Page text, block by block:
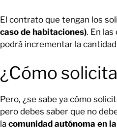
El contrato que tengan los
caso de habitaciones). En
podrá incrementar la
¿Cómo
Pero, ¿se sabe ya cómo
pero debes saber que no
la comunidad autónoma en